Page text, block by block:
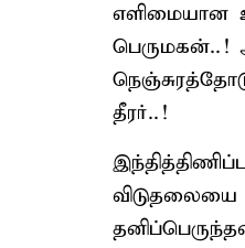
எளிமையான
பெருமகன்..!
தீரர்..!
விடுதலையை